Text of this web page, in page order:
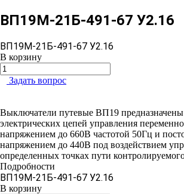
ВП19М-21Б-491-67 У2.16
ВП19М-21Б-491-67 У2.16
В корзину
Задать вопрос
Выключатели путевые ВП19
электрических цепей управления
напряжением до 660В частотой 50Гц и
напряжением до 440В под воздействием
определенных точках пути
Подробности
ВП19М-21Б-491-67 У2.16
В корзину